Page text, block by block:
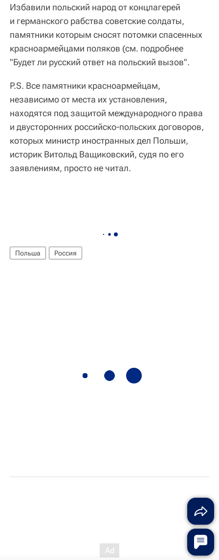
Избавили польский народ от концлагерей
и германского рабства советские солдаты,
памятники которым сносят потомки спасенных
красноармейцами поляков (см. подробнее
"Будет ли русский ответ на польский вызов".
P.S. Все памятники красноармейцам,
независимо от места их установления,
находятся под защитой международного права
и двусторонних российско-польских договоров,
которых министр иностранных дел Польши,
историк Витольд Ващиковский, судя по его
заявлениям, просто не читал.
Польша Россия